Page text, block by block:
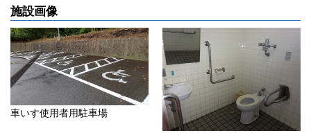
施設画像
車いす使用者用駐車場